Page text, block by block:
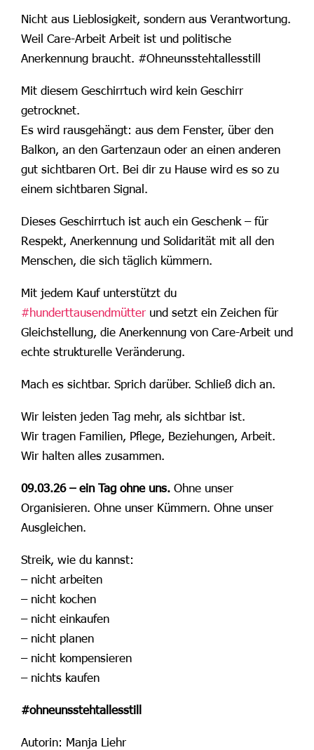
Nicht aus Lieblosigkeit, sondern aus Verantwortung.
Weil Care-Arbeit Arbeit ist und politische
Anerkennung braucht. #Ohneunsstehtallesstill
Mit diesem Geschirrtuch wird kein Geschirr
getrocknet.
Es wird rausgehängt: aus dem Fenster, über den
Balkon, an den Gartenzaun oder an einen anderen
gut sichtbaren Ort. Bei dir zu Hause wird es so zu
einem sichtbaren Signal.
Dieses Geschirrtuch ist auch ein Geschenk – für
Respekt, Anerkennung und Solidarität mit all den
Menschen, die sich täglich kümmern.
Mit jedem Kauf unterstützt du
#hunderttausendmütter und setzt ein Zeichen für
Gleichstellung, die Anerkennung von Care-Arbeit und
echte strukturelle Veränderung.
Mach es sichtbar. Sprich darüber. Schließ dich an.
Wir leisten jeden Tag mehr, als sichtbar ist.
Wir tragen Familien, Pflege, Beziehungen, Arbeit.
Wir halten alles zusammen.
09.03.26 – ein Tag ohne uns. Ohne unser
Organisieren. Ohne unser Kümmern. Ohne unser
Ausgleichen.
Streik, wie du kannst:
– nicht arbeiten
– nicht kochen
– nicht einkaufen
– nicht planen
– nicht kompensieren
– nichts kaufen
#ohneunsstehtallesstill
Autorin: Manja Liehr